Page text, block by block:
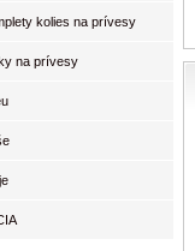
kolies na prívesy
na prívesy